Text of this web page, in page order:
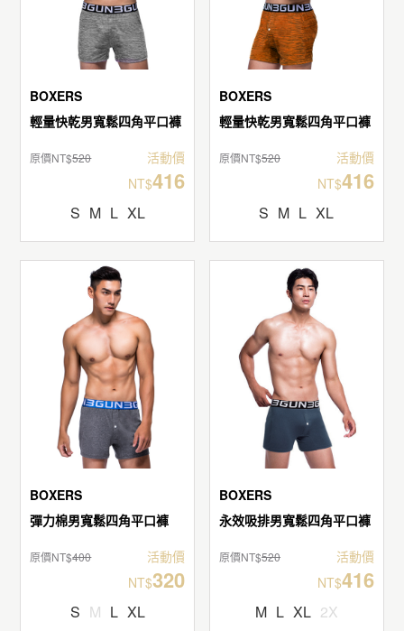
BOXERS
輕量快乾男寬鬆四角平口褲
原價NT$520
活動價
NT$416
S M L XL
BOXERS
輕量快乾男寬鬆四角平口褲
原價NT$520
活動價
NT$416
S M L XL
BOXERS
彈力棉男寬鬆四角平口褲
原價NT$400
活動價
NT$320
S M L XL
BOXERS
永效吸排男寬鬆四角平口褲
原價NT$520
活動價
NT$416
M L XL 2X